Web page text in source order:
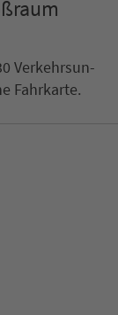
Ver­kehrs­un­
Fahr­kar­te.